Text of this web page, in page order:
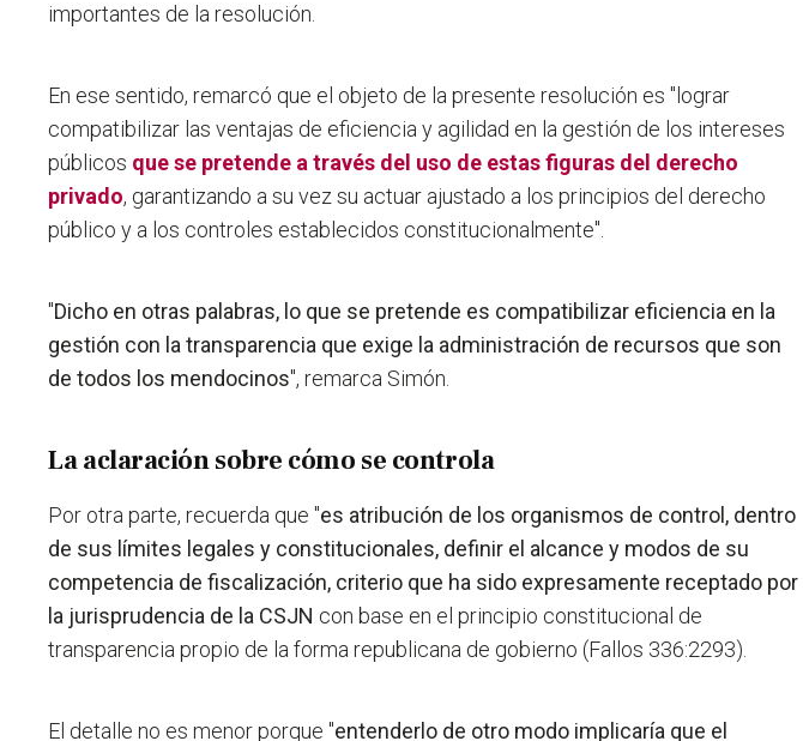
importantes de la resolución.
En ese sentido, remarcó que el objeto de la presente resolución es "lograr
compatibilizar las ventajas de eficiencia y agilidad en la gestión de los intereses
públicos que se pretende a través del uso de estas figuras del derecho
privado, garantizando a su vez su actuar ajustado a los principios del derecho
público y a los controles establecidos constitucionalmente".
"Dicho en otras palabras, lo que se pretende es compatibilizar eficiencia en la
gestión con la transparencia que exige la administración de recursos que son
de todos los mendocinos", remarca Simón.
La aclaración sobre cómo se controla
Por otra parte, recuerda que "es atribución de los organismos de control, dentro
de sus límites legales y constitucionales, definir el alcance y modos de su
competencia de fiscalización, criterio que ha sido expresamente receptado por
la jurisprudencia de la CSJN con base en el principio constitucional de
transparencia propio de la forma republicana de gobierno (Fallos 336:2293).
El detalle no es menor porque "entenderlo de otro modo implicaría que el